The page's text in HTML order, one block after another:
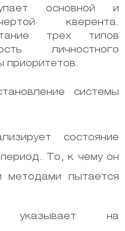
основной и
кверента.
трех типов
личностного
системы
состояние
То, к чему он
методами пытается
указывает на